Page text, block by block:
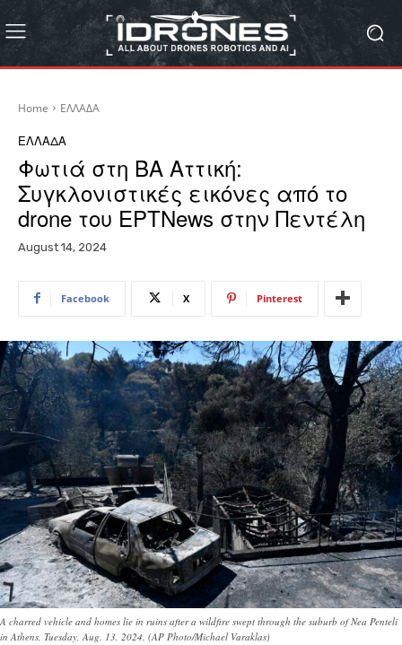
Home ΕΛΛΑΔΑ
ΕΛΛΑΔΑ
Φωτιά στη ΒΑ Αττική:
Συγκλονιστικές εικόνες από το
drone του ΕΡΤΝews στην Πεντέλη
August 14, 2024
Facebook X Pinterest
A charred vehicle and homes lie in ruins after a wildfire swept through the suburb of Nea Penteli
in Athens, Tuesday, Aug. 13, 2024. (AP Photo/Michael Varaklas)